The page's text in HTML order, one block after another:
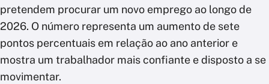
pretendem procurar um novo emprego ao longo de
2026. O número representa um aumento de sete
pontos percentuais em relação ao ano anterior e
mostra um trabalhador mais confiante e disposto a se
movimentar.